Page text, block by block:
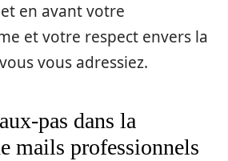
en avant votre
et votre respect envers la
vous adressiez.
pas dans la
mails professionnels